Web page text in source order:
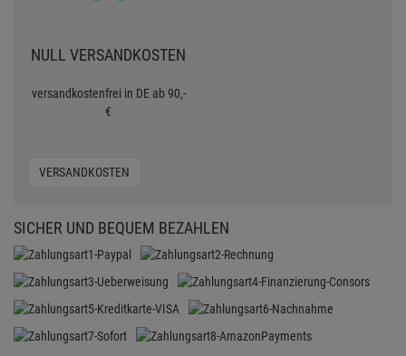
NULL VERSANDKOSTEN
versandkostenfrei in DE ab 90,-
€
VERSANDKOSTEN
SICHER UND BEQUEM BEZAHLEN